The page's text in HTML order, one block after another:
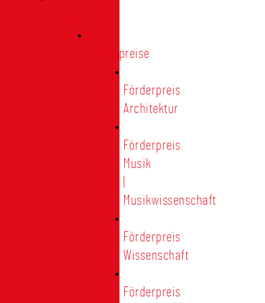
Förderpreise
Förderpreis
Architektur
Förderpreis
Musik
Musikwissenschaft
Förderpreis
Wissenschaft
Förderpreis